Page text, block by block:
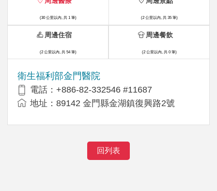
(30 公里以內, 共 1 筆)
衛生福利部金門醫院
電話：+886-82-332546 #11687
地址：89142 金門縣金湖鎮復興路2號
(2 公里以內, 共 35 筆)
周邊住宿
(2 公里以內, 共 54 筆)
周邊餐飲
(2 公里以內, 共 0 筆)
回列表